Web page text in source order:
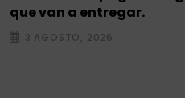
que van a entregar.
3 AGOSTO, 2026